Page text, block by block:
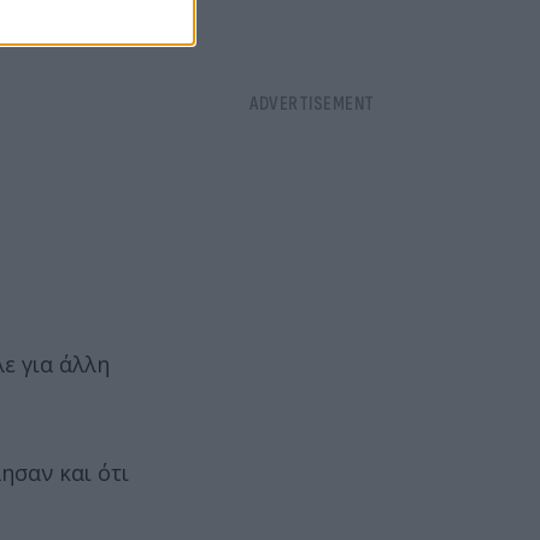
για άλλη
και ότι